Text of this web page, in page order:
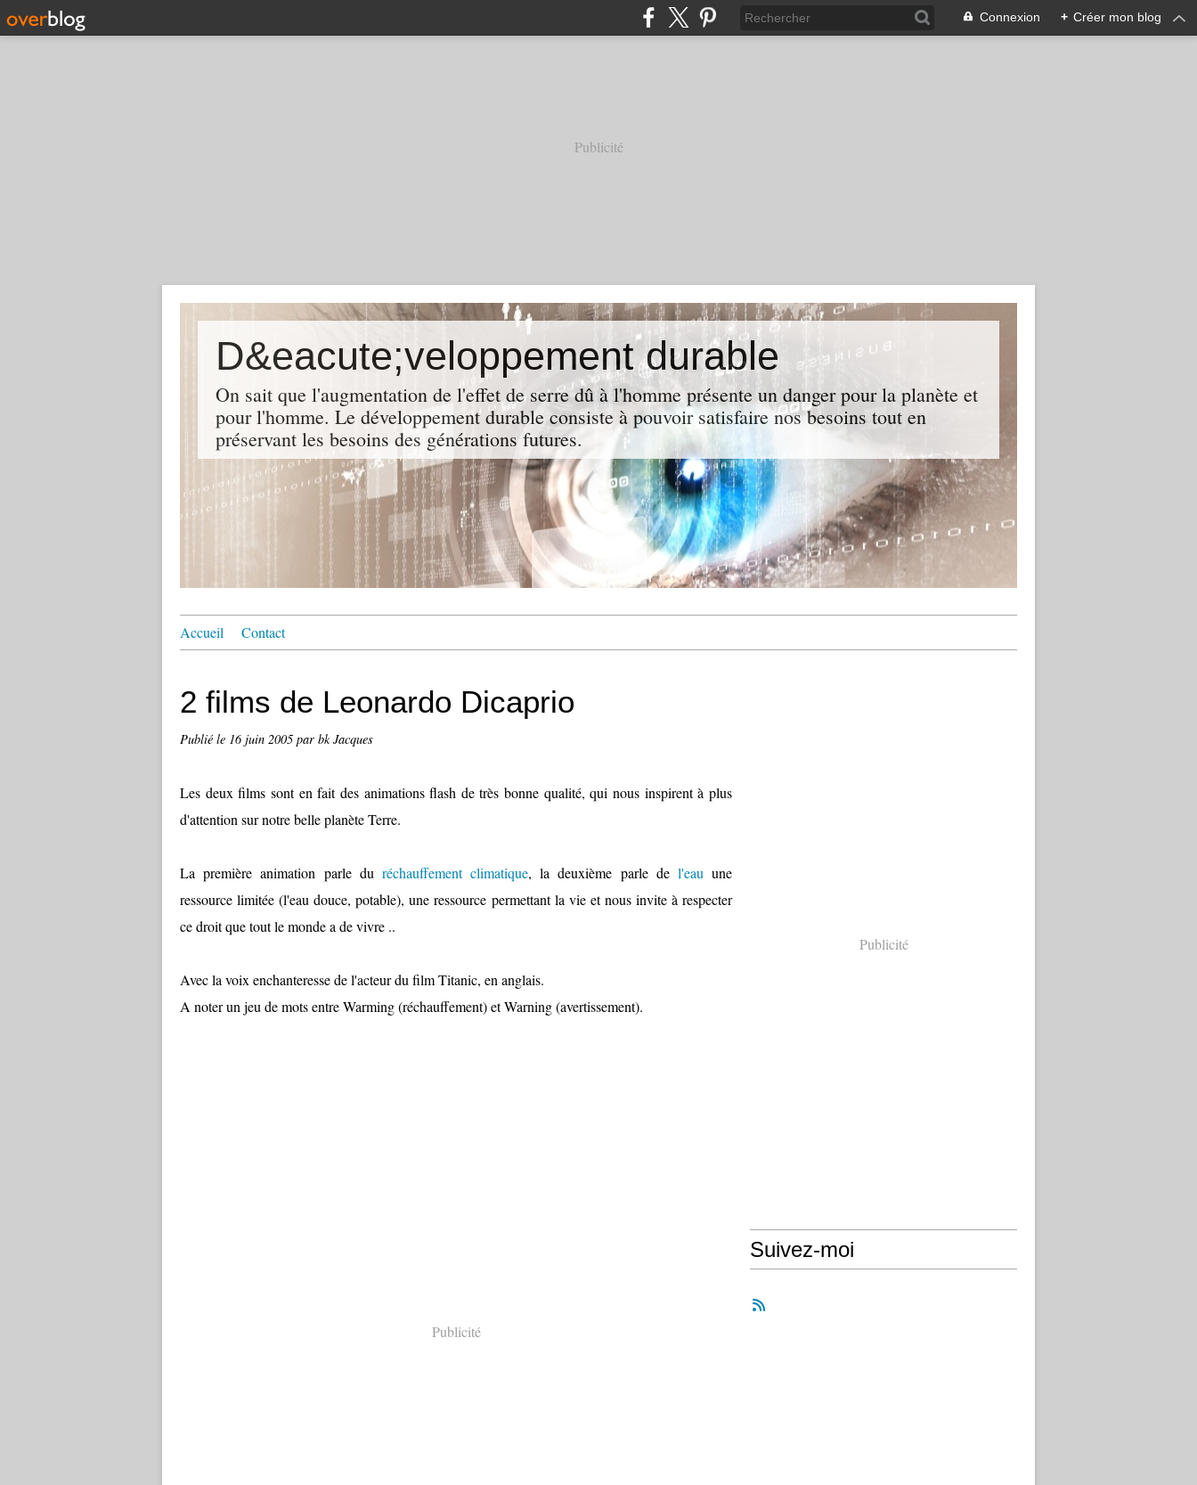
Connexion + Créer mon blog
Publicité
D&eacute;veloppement durable
On sait que l'augmentation de l'effet de serre dû à l'homme présente un danger pour la planète et
pour l'homme. Le développement durable consiste à pouvoir satisfaire nos besoins tout en
préservant les besoins des générations futures.
Accueil Contact
2 films de Leonardo Dicaprio
Publié le 16 juin 2005 par bk Jacques
Les deux films sont en fait des animations flash de très bonne qualité, qui nous inspirent à plus
d'attention sur notre belle planète Terre.
La première animation parle du réchauffement climatique, la deuxième parle de l'eau une
ressource limitée (l'eau douce, potable), une ressource permettant la vie et nous invite à respecter
ce droit que tout le monde a de vivre ..
Avec la voix enchanteresse de l'acteur du film Titanic, en anglais.
A noter un jeu de mots entre Warming (réchauffement) et Warning (avertissement).
Publicité
Publicité
Suivez-moi